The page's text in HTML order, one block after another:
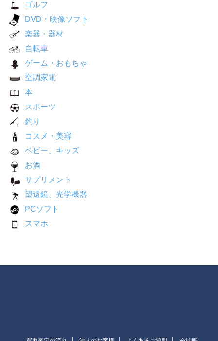
ゴルフ
DVD・映像ソフト
楽器・器材
自転車
ゲーム・おもちゃ
空調家電
本
スポーツ
釣り
コスメ・美容
ベビー、キッズ
お酒
サプリメント
望遠鏡、光学機器
PCソフト
スマホ